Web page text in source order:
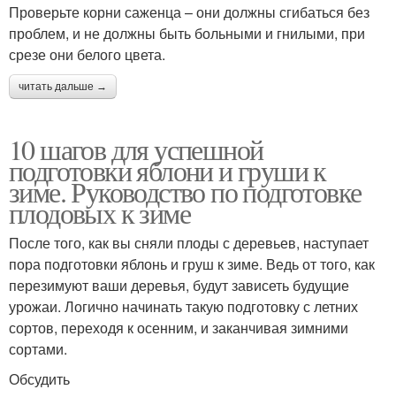
Проверьте корни саженца – они должны сгибаться без
проблем, и не должны быть больными и гнилыми, при
срезе они белого цвета.
читать дальше →
10 шагов для успешной
подготовки яблони и груши к
зиме. Руководство по подготовке
плодовых к зиме
После того, как вы сняли плоды с деревьев, наступает
пора подготовки яблонь и груш к зиме. Ведь от того, как
перезимуют ваши деревья, будут зависеть будущие
урожаи. Логично начинать такую подготовку с летних
сортов, переходя к осенним, и заканчивая зимними
сортами.
Обсудить